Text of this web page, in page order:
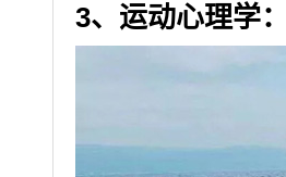
3、 运动心理学